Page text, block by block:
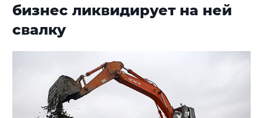
бизнес ликвидирует на ней
свалку